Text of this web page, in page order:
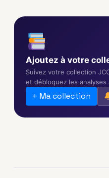
Ajoutez à votre
Suivez votre collection
et débloquez les analyses
+ Ma collection